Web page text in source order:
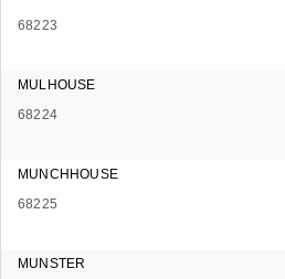
68223
MULHOUSE
68224
MUNCHHOUSE
68225
MUNSTER